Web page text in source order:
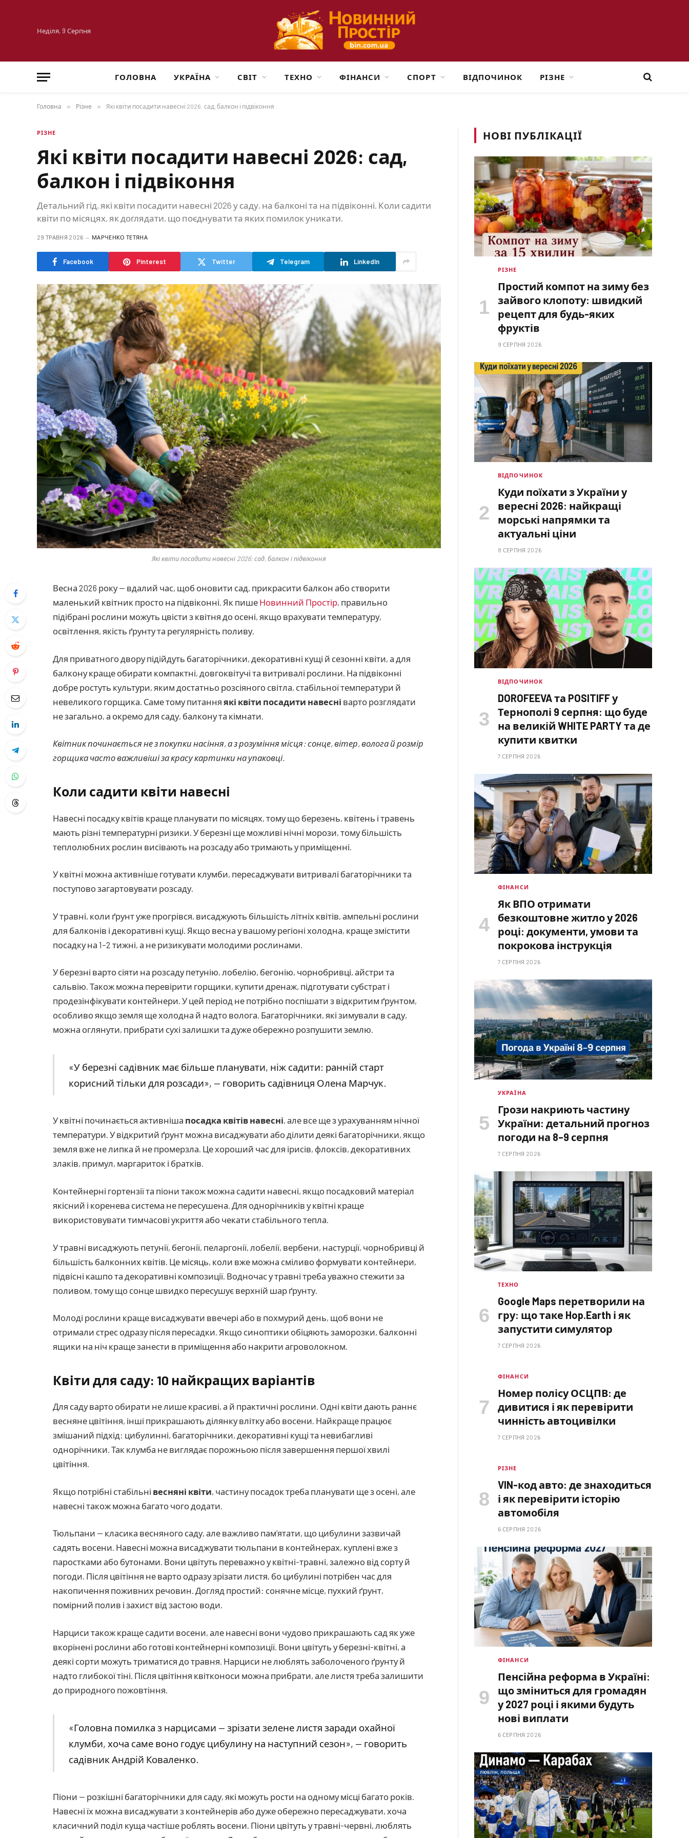
Неділя, 9 Серпня
ГОЛОВНА УКРАЇНА СВІТ ТЕХНО ФІНАНСИ СПОРТ ВІДПОЧИНОК РІЗНЕ
Головна » Різне » Які квіти посадити навесні 2026: сад, балкон і підвіконня
РІЗНЕ
Які квіти посадити навесні 2026: сад,
балкон і підвіконня
Детальний гід, які квіти посадити навесні 2026 у саду, на балконі та на підвіконні. Коли садити
квіти по місяцях, як доглядати, що поєднувати та яких помилок уникати.
29 ТРАВНЯ 2026 МАРЧЕНКО ТЕТЯНА
Facebook Pinterest Twitter Telegram LinkedIn
Які квіти посадити навесні 2026: сад, балкон і підвіконня
Весна 2026 року — вдалий час, щоб оновити сад, прикрасити балкон або створити
маленький квітник просто на підвіконні. Як пише Новинний Простір, правильно
підібрані рослини можуть цвісти з квітня до осені, якщо врахувати температуру,
освітлення, якість ґрунту та регулярність поливу.
Для приватного двору підійдуть багаторічники, декоративні кущі й сезонні квіти, а для
балкону краще обирати компактні, довгоквітучі та витривалі рослини. На підвіконні
добре ростуть культури, яким достатньо розсіяного світла, стабільної температури й
невеликого горщика. Саме тому питання які квіти посадити навесні варто розглядати
не загально, а окремо для саду, балкону та кімнати.
Квітник починається не з покупки насіння, а з розуміння місця: сонце, вітер, волога й розмір
горщика часто важливіші за красу картинки на упаковці.
Коли садити квіти навесні
Навесні посадку квітів краще планувати по місяцях, тому що березень, квітень і травень
мають різні температурні ризики. У березні ще можливі нічні морози, тому більшість
теплолюбних рослин висівають на розсаду або тримають у приміщенні.
У квітні можна активніше готувати клумби, пересаджувати витривалі багаторічники та
поступово загартовувати розсаду.
У травні, коли ґрунт уже прогрівся, висаджують більшість літніх квітів, ампельні рослини
для балконів і декоративні кущі. Якщо весна у вашому регіоні холодна, краще змістити
посадку на 1–2 тижні, а не ризикувати молодими рослинами.
У березні варто сіяти на розсаду петунію, лобелію, бегонію, чорнобривці, айстри та
сальвію. Також можна перевірити горщики, купити дренаж, підготувати субстрат і
продезінфікувати контейнери. У цей період не потрібно поспішати з відкритим ґрунтом,
особливо якщо земля ще холодна й надто волога. Багаторічники, які зимували в саду,
можна оглянути, прибрати сухі залишки та дуже обережно розпушити землю.
«У березні садівник має більше планувати, ніж садити: ранній старт
корисний тільки для розсади», — говорить садівниця Олена Марчук.
У квітні починається активніша посадка квітів навесні, але все ще з урахуванням нічної
температури. У відкритий ґрунт можна висаджувати або ділити деякі багаторічники, якщо
земля вже не липка й не промерзла. Це хороший час для ірисів, флоксів, декоративних
злаків, примул, маргариток і братків.
Контейнерні гортензії та піони також можна садити навесні, якщо посадковий матеріал
якісний і коренева система не пересушена. Для однорічників у квітні краще
використовувати тимчасові укриття або чекати стабільного тепла.
У травні висаджують петунії, бегонії, пеларгонії, лобелії, вербени, настурції, чорнобривці й
більшість балконних квітів. Це місяць, коли вже можна сміливо формувати контейнери,
підвісні кашпо та декоративні композиції. Водночас у травні треба уважно стежити за
поливом, тому що сонце швидко пересушує верхній шар ґрунту.
Молоді рослини краще висаджувати ввечері або в похмурий день, щоб вони не
отримали стрес одразу після пересадки. Якщо синоптики обіцяють заморозки, балконні
ящики на ніч краще занести в приміщення або накрити агроволокном.
Квіти для саду: 10 найкращих варіантів
Для саду варто обирати не лише красиві, а й практичні рослини. Одні квіти дають раннє
весняне цвітіння, інші прикрашають ділянку влітку або восени. Найкраще працює
змішаний підхід: цибулинні, багаторічники, декоративні кущі та невибагливі
однорічники. Так клумба не виглядає порожньою після завершення першої хвилі
цвітіння.
Якщо потрібні стабільні весняні квіти, частину посадок треба планувати ще з осені, але
навесні також можна багато чого додати.
Тюльпани — класика весняного саду, але важливо пам’ятати, що цибулини зазвичай
садять восени. Навесні можна висаджувати тюльпани в контейнерах, куплені вже з
паростками або бутонами. Вони цвітуть переважно у квітні-травні, залежно від сорту й
погоди. Після цвітіння не варто одразу зрізати листя, бо цибулині потрібен час для
накопичення поживних речовин. Догляд простий: сонячне місце, пухкий ґрунт,
помірний полив і захист від застою води.
Нарциси також краще садити восени, але навесні вони чудово прикрашають сад як уже
вкорінені рослини або готові контейнерні композиції. Вони цвітуть у березні-квітні, а
деякі сорти можуть триматися до травня. Нарциси не люблять заболоченого ґрунту й
надто глибокої тіні. Після цвітіння квітконоси можна прибрати, але листя треба залишити
до природного пожовтіння.
«Головна помилка з нарцисами — зрізати зелене листя заради охайної
клумби, хоча саме воно годує цибулину на наступний сезон», — говорить
садівник Андрій Коваленко.
Піони — розкішні багаторічники для саду, які можуть рости на одному місці багато років.
Навесні їх можна висаджувати з контейнерів або дуже обережно пересаджувати, хоча
класичний поділ куща частіше роблять восени. Піони цвітуть у травні-червні, люблять
НОВІ ПУБЛІКАЦІЇ
РІЗНЕ
Простий компот на зиму без
зайвого клопоту: швидкий
рецепт для будь-яких
фруктів
9 СЕРПНЯ 2026
ВІДПОЧИНОК
Куди поїхати з України у
вересні 2026: найкращі
морські напрямки та
актуальні ціни
8 СЕРПНЯ 2026
ВІДПОЧИНОК
DOROFEEVA та POSITIFF у
Тернополі 9 серпня: що буде
на великій WHITE PARTY та де
купити квитки
7 СЕРПНЯ 2026
ФІНАНСИ
Як ВПО отримати
безкоштовне житло у 2026
році: документи, умови та
покрокова інструкція
7 СЕРПНЯ 2026
УКРАЇНА
Грози накриють частину
України: детальний прогноз
погоди на 8–9 серпня
7 СЕРПНЯ 2026
ТЕХНО
Google Maps перетворили на
гру: що таке Hop.Earth і як
запустити симулятор
7 СЕРПНЯ 2026
ФІНАНСИ
Номер полісу ОСЦПВ: де
дивитися і як перевірити
чинність автоцивілки
7 СЕРПНЯ 2026
РІЗНЕ
VIN-код авто: де знаходиться
і як перевірити історію
автомобіля
6 СЕРПНЯ 2026
ФІНАНСИ
Пенсійна реформа в Україні:
що зміниться для громадян
у 2027 році і якими будуть
нові виплати
6 СЕРПНЯ 2026